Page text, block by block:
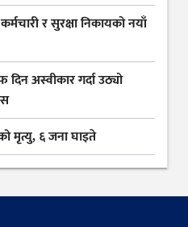
र सुरक्षा निकायको नयाँ
दिन अस्वीकार गर्दा उठ्यो
मृत्यु, ६ जना घाइते